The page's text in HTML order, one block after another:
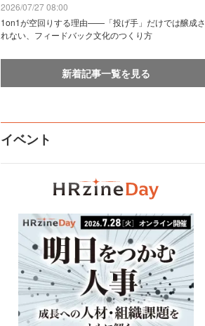
2026/07/27 08:00
1on1が空回りする理由——「投げ手」だけでは醸成さ
れない、フィードバック文化のつくり方
新着記事一覧を見る
イベント